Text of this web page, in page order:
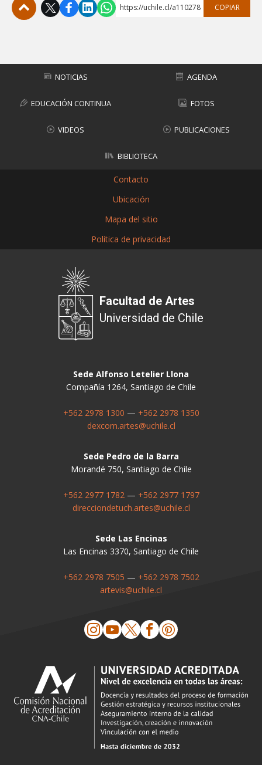
https://uchile.cl/a110278 COPIAR
NOTICIAS AGENDA
EDUCACIÓN CONTINUA FOTOS
VIDEOS PUBLICACIONES
BIBLIOTECA
Contacto
Ubicación
Mapa del sitio
Política de privacidad
Facultad de Artes
Universidad de Chile
Sede Alfonso Letelier Llona
Compañía 1264, Santiago de Chile
+562 2978 1300 — +562 2978 1350
dexcom.artes@uchile.cl
Sede Pedro de la Barra
Morandé 750, Santiago de Chile
+562 2977 1782— +562 2977 1797
direcciondetuch.artes@uchile.cl
Sede Las Encinas
Las Encinas 3370, Santiago de Chile
+562 2978 7505 — +562 2978 7502
artevis@uchile.cl